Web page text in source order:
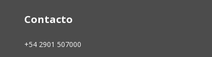
Contacto
+54 2901 507000